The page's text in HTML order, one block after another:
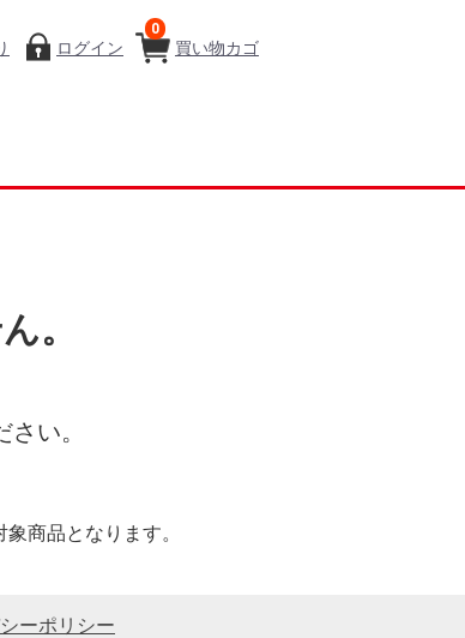
買い物カゴ
0
ログイン
。
い。
商品となります。
ーポリシー